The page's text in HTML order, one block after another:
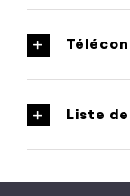
Liste